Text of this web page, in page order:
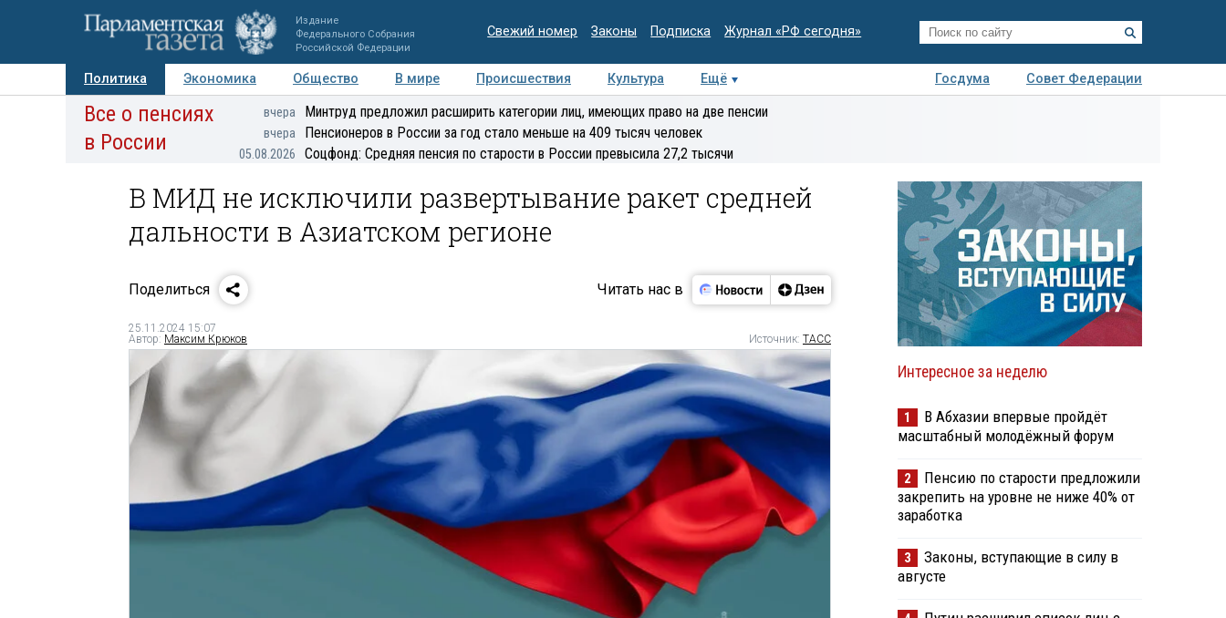
Издание
Федерального Собрания
Российской Федерации
Свежий номер Законы Подписка Журнал «РФ сегодня»
Политика Экономика Общество В мире Происшествия Культура Ещё Госдума
Совет Федерации
Авторы Персоны Мнения Регионы Медиацентр Интервью Колумнисты
Деловая
Все о пенсиях
в России
вчера Минтруд предложил расширить категории лиц, имеющих право на две пенсии
вчера Пенсионеров в России за год стало меньше на 409 тысяч человек
05.08.2026 Соцфонд: Средняя пенсия по старости в России превысила 27,2 тысячи
В МИД не исключили развертывание ракет средней
дальности в Азиатском регионе
Поделиться Читать нас в
25.11.2024 15:07
Автор: Максим Крюков Источник: ТАСС
Интересное за неделю
1
В Абхазии впервые пройдёт
масштабный молодёжный форум
2
Пенсию по старости предложили
закрепить на уровне не ниже 40% от
заработка
3
Законы, вступающие в силу в
августе